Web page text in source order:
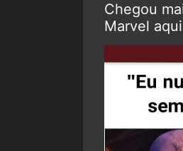
Chegou
Marvel